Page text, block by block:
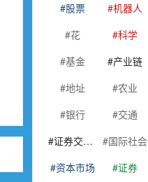
股票
机器人
花
科学
基金
产业链
地址
农业
银行
交通
证券交易所
国际社会
资本市场
证券